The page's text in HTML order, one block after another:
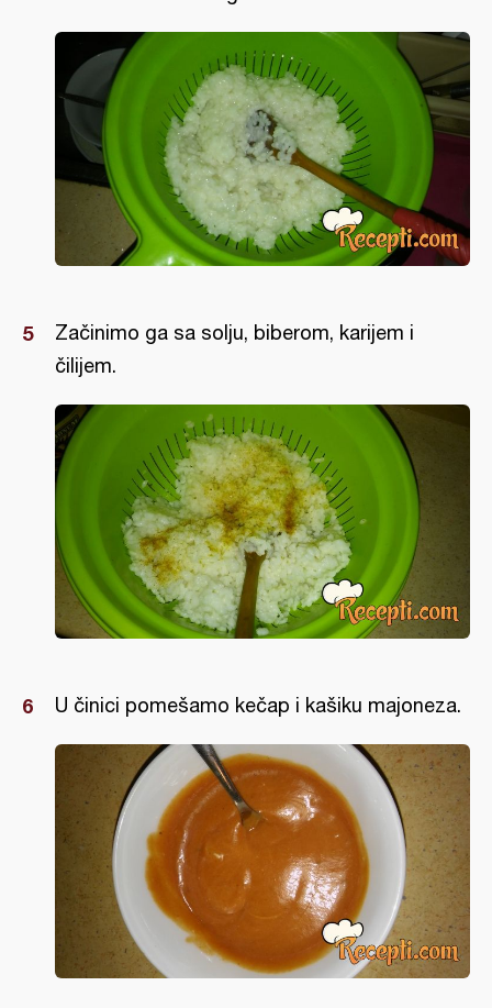
Začinimo ga sa solju, biberom, karijem i
čilijem.
U činici pomešamo kečap i kašiku majoneza.